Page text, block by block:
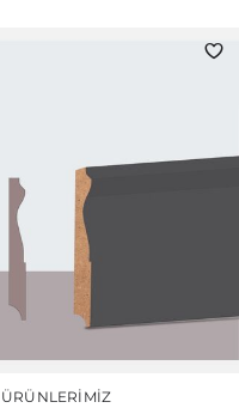
ÜRÜNLERIMIZ